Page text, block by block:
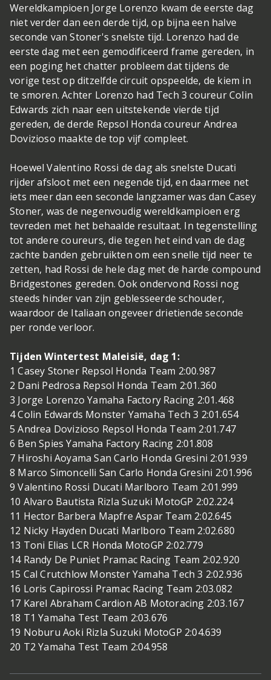
Wereldkampioen Jorge Lorenzo kwam de eerste dag
niet verder dan een derde tijd, op bijna een halve
seconde van Stoner's snelste tijd. Lorenzo had de
eerste dag met een gemodificeerd frame gereden, in
een poging het chatter probleem dat tijdens de
vorige test op ditzelfde circuit opspeelde, de kiem in
te smoren. Achter Lorenzo had Tech 3 coureur Colin
Edwards zich naar een uitstekende vierde tijd
gereden, de derde Repsol Honda coureur Andrea
Dovizioso maakte de top vijf compleet.
Hoewel Valentino Rossi de dag als snelste Ducati
rijder afsloot met een negende tijd, en daarmee net
iets meer dan een seconde langzamer was dan Casey
Stoner, was de negenvoudig wereldkampioen erg
tevreden met het behaalde resultaat. In tegenstelling
tot andere coureurs, die tegen het eind van de dag
zachte banden gebruikten om een snelle tijd neer te
zetten, had Rossi de hele dag met de harde compound
Bridgestones gereden. Ook ondervond Rossi nog
steeds hinder van zijn geblesseerde schouder,
waardoor de Italiaan ongeveer drietiende seconde
per ronde verloor.
Tijden Wintertest Maleisië, dag 1:
1 Casey Stoner Repsol Honda Team 2:00.987
2 Dani Pedrosa Repsol Honda Team 2:01.360
3 Jorge Lorenzo Yamaha Factory Racing 2:01.468
4 Colin Edwards Monster Yamaha Tech 3 2:01.654
5 Andrea Dovizioso Repsol Honda Team 2:01.747
6 Ben Spies Yamaha Factory Racing 2:01.808
7 Hiroshi Aoyama San Carlo Honda Gresini 2:01.939
8 Marco Simoncelli San Carlo Honda Gresini 2:01.996
9 Valentino Rossi Ducati Marlboro Team 2:01.999
10 Alvaro Bautista Rizla Suzuki MotoGP 2:02.224
11 Hector Barbera Mapfre Aspar Team 2:02.645
12 Nicky Hayden Ducati Marlboro Team 2:02.680
13 Toni Elias LCR Honda MotoGP 2:02.779
14 Randy De Puniet Pramac Racing Team 2:02.920
15 Cal Crutchlow Monster Yamaha Tech 3 2:02.936
16 Loris Capirossi Pramac Racing Team 2:03.082
17 Karel Abraham Cardion AB Motoracing 2:03.167
18 T1 Yamaha Test Team 2:03.676
19 Noburu Aoki Rizla Suzuki MotoGP 2:04.639
20 T2 Yamaha Test Team 2:04.958